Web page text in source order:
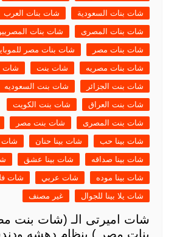
شات بنات السعودية
شات بنات العرب
شات بنات المصرى
شات بنات
شات بنات مصر
شات بنات مصر
شات بنات مصريه
شات بنت
شات
شات بنت الجزائر
شات بنت السعوديه
شات بنت العراق
شات بنت الكويت
شات بنت المصرى
شات بنت مصر
شات بينا حب
شات بينا حنان
شات
شات بينا صداقه
شات بينا عشق
شات بينا موده
شات عربي
شات
شات يلا بينا للجوال
غير مصنف
شات اميرتى الـ (شات بنت
بنات مصر ) بنظام دهشه